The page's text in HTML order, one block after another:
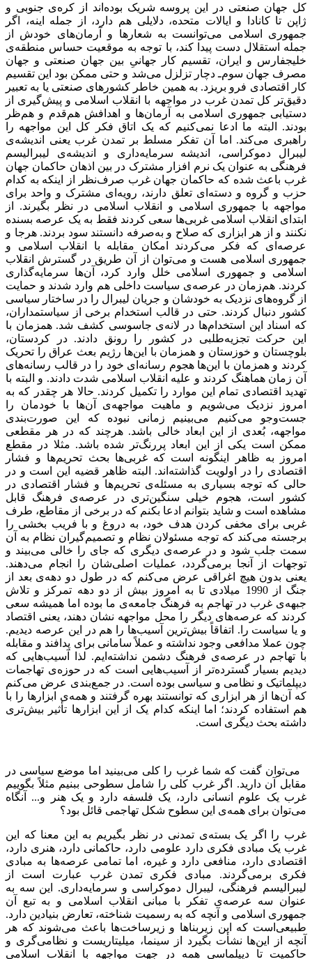
کل جهان صنعتی در این پروسه شریک بوده‌اند از کره‌ی جنوبی و
ژاپن تا کانادا و ایالات متحده‌، دلایلی هم دارد، از جمله اینه، اگر
جمهوری اسلامی می‌توانست به شعارها و آرمان‌های خودش از
جمله استقلال دست پیدا کند، با توجه به موقعیت حساس منطقه‌ی
خلیجفارس و ایران، تقسیم کار جهانیِ بین جهان صنعتی و جهان
مصرف جهان سوم‌ـ دچار تزلزل می‌شد و حتی ممکن بود این تقسیم
کار اقتصادی فرو بریزد. به همین خاطر کشورهای صنعتی یا به تعبیر
دقیق‌تر کل تمدن غرب در مواجهه با انقلاب اسلامی و پیش‌گیری از
دستیابی جمهوری اسلامی به آرمان‌ها و اهدافش هم‌قدم و هم‌‌ظر
بودند. البته ما ادعا نمی‌کنیم که یک اتاق فکر کل این مواجهه را
راهبری می‌‌کند. اما آن تفکر مسلط بر تمدن غرب یعنی اندیشه‌ی
لیبرال دموکراسی، اندیشه سرمایه‌داری و اندیشه‌ی لیبرالیسم
فرهنگی به عنوان یک نرم افزار مشترک در بین اذهان حاکمان جهان
غرب باعث شده که حاکمان جهان غرب صرف‌نظر از اینکه به کدام
حزب و گروه و دسته‌ای تعلق دارند، رویه‌‌ای مشترک و واحد برای
مواجهه با جمهوری اسلامی و انقلاب اسلامی در نظر بگیرند. از
ابتدای انقلاب اسلامی غربی‌ها سعی کردند فقط به یک عرصه بسنده
نکنند و از هر ابزاری که صلاح و به‌صرفه دانستند سود بردند. هرجا و
عرصه‌ای که فکر می‌‌کردند امکان مقابله با انقلاب اسلامی و
جمهوری اسلامی هست و می‌توان از آن طریق در گسترش انقلاب
اسلامی و جمهوری اسلامی خلل وارد کرد، آن‌ها سرمایه‌گذاری
کردند. هم‌زمان در عرصه‌ی سیاست داخلی هم وارد شدند و حمایت
از گروه‌های نزدیک به خودشان و جریان لیبرال را در ساختار سیاسی
کشور دنبال کردند. حتی در قالب استخدام برخی از سیاستمداران،
که اسناد این استخدام‌ها در لانه‌ی جاسوسی کشف شد. همزمان با
این حرکت تجزیه‌طلبی در کشور را رونق دادند. در کردستان،
بلوچستان و خوزستان و همزمان با این‌ها رژیم بعث عراق را تحریک
کردند و همزمان با این‌ها هجوم رسانه‌ای خود را در قالب رسانه‌های
آن زمان هماهنگ کردند و علیه انقلاب اسلامی شدت دادند. و البته با
تهدید اقتصادی تمام این موارد را تکمیل کردند. حالا هر چقدر که به
امروز نزدیک می‌شویم و ماهیت مواجهه‌ی آن‌ها با خودمان را
جست‌وجو می‌کنیم می‌بینیم زمانی نبوده که این صورت‌بندی
مواجهه، بُعدی از این ابعاد خالی باشد. هرچند که در هر مقطعی
ممکن است یکی از این ابعاد پررنگ‌تر شده باشد. مثلا در مقطع
امروز به ظاهر اینگونه است که غربی‌ها بحث تحریم‌ها و فشار
اقتصادی را در اولویت گذاشته‌اند. البته ظاهر قضیه این است و در
حالی که توجه بسیاری به مسئله‌ی تحریم‌ها و فشار اقتصادی در
کشور است، هجوم خیلی سنگین‌تری در عرصه‌ی فرهنگ قابل
مشاهده است و شاید بتوانم ادعا بکنم که در برخی از مقاطع، طرف
غربی برای مخفی کردن هدف خود، به دروغ و با فریب بخشی را
برجسته می‌کند که توجه مسئولان نظام و تصمیم‌گیران نظام به آن
سمت جلب شود و در عرصه‌ی دیگری که جای را خالی می‌‌بیند و
توجهات از آنجا برمی‌‌گردد، عملیات اصلی‌شان را انجام می‌‌دهند.
یعنی بدون هیچ اغراقی عرض می‌کنم که در طول دو دهه‌ی بعد از
جنگ از 1990 میلادی تا به امروز بیش از دو دهه تمرکز و تلاش
جبهه‌ی غرب در تهاجم به فرهنگ جامعه‌ی ما بوده اما همیشه سعی
کردند که عرصه‌های دیگر را محل مواجهه نشان دهند، یعنی اقتصاد
و یا سیاست را. اتفاقاً بیش‌ترین آسیب‌ها را هم در این عرصه دیدیم.
چون عملا مدافعی وجود نداشته و عملاً سامانی برای پدافند و مقابله
با تهاجم در عرصه‌ی فرهنگ دشمن نداشته‌ایم. لذا آسیب‌هایی که
دیدیم بسیار گسترده‌تر از آسیب‌هایی ا‌ست که در حوزه‌ی تهاجمات
دیپلماتیک و نظامی و سیاسی بوده است. در جمع‌بندی عرض می‌کنم
که آن‌ها از هر ابزاری که توانستند بهره گرفتند و همه‌ی ابزارها را با
هم استفاده کردند؛ اما اینکه کدام یک از این ابزارها تأثیر بیش‌تری
داشته بحث دیگری است.
می‌توان گفت که شما غرب را کلی می‌بینید اما موضع سیاسی در
مقابل آن دارید. اگر غرب کلی را شامل سطوحی ببنیم مثلاً بگوییم
غرب یک علوم انسانی دارد، یک فلسفه دارد و یک هنر و... آنگاه
می‌توان برای همه‌ی این سطوح شکل تهاجمی قائل بود؟
غرب را اگر یک بسته‌ی تمدنی در نظر بگیریم به این معنا که این
غرب یک مبادی فکری دارد علومی دارد، حاکمانی دارد، هنری دارد،
اقتصادی دارد، منافعی دارد و غیره، اما تمامی عرصه‌ها به مبادی
فکری برمی‌‌گردند. مبادی فکری تمدن غرب عبارت است از
لیبرالیسم فرهنگی، لیبرال دموکراسی و سرمایه‌داری. این سه به
عنوان سه عرصه‌ی تفکر با مبانی انقلاب اسلامی و به تبع آن
جمهوری اسلامی و آنچه که به رسمیت شناخته، تعارض بنیادین دارد.
طبیعی‌است که این زیربناها و زیرساخت‌ها باعث می‌‌شوند که هر
آنچه از این‌ها نشأت بگیرد از سینما، میلیتاریست و نظامی‌گری و
حاکمیت تا دیپلماسی همه در جهت مواجهه با انقلاب اسلامی